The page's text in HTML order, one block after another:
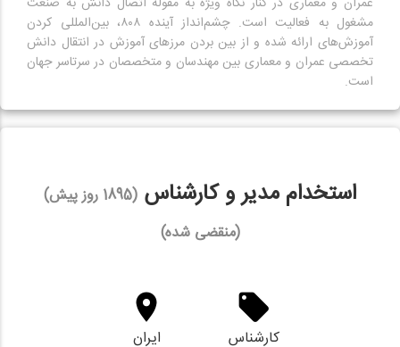
مشغول به فعالیت است. چشم‌انداز آینده ۸۰۸، بین‌المللی کردن
آموزش‌های ارائه شده و از بین بردن مرز‌های آموزش در انتقال دانش
تخصصی عمران و معماری بین مهندسان و متخصصان در سرتاسر جهان
است.
استخدام مدیر و کارشناس
(1895 روز پیش)
(منقضی شده)
کارشناس ایران